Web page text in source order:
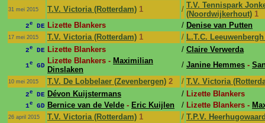
31 mei 2015 T.V. Victoria (Rotterdam) 1 / T.V. Tennispark
(Noordwijkerhout) 1
2e DE Lizette Blankers / Denise van Putten
17 mei 2015 T.V. Victoria (Rotterdam) 1 / L.T.C.
2e DE Lizette Blankers / Claire Verwerda
1e GD
Lizette Blankers - Maximilian
Dinslaken
/ Janine Hemmes -
10 mei 2015 T.V. De Lobbelaer (Zevenbergen) 2 / T.V. Victoria
2e DE Dévon Kuijstermans / Lizette Blankers
1e GD Bernice van de Velde - Eric Kuijlen / Lizette Blankers -
26 april 2015 T.V. Victoria (Rotterdam) 1 / T.P.V.